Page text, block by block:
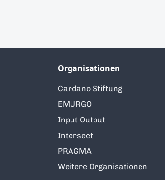
Organisationen
Cardano Stiftung
EMURGO
Input Output
Intersect
PRAGMA
Weitere Organisationen